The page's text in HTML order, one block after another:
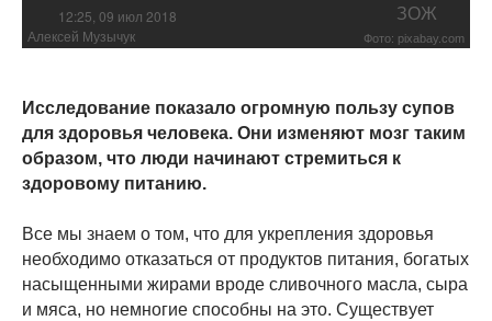
12:25, 09 июл 2018 ЗОЖ
Алексей Музычук Фото: pixabay.com
Исследование показало огромную пользу супов
для здоровья человека. Они изменяют мозг таким
образом, что люди начинают стремиться к
здоровому питанию.
Все мы знаем о том, что для укрепления здоровья
необходимо отказаться от продуктов питания, богатых
насыщенными жирами вроде сливочного масла, сыра
и мяса, но немногие способны на это. Существует